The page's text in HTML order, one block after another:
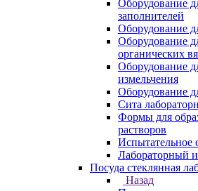
Оборудование
заполнителей
Оборудование
Оборудование
органических
Оборудование
измельчения
Оборудование
Сита
Формы для
растворов
Испытательное
Лабораторный
Посуда стеклянная
Назад